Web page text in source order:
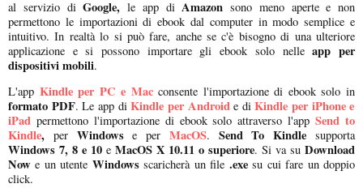
al servizio diGoogle, le app diAmazon sono meno aperte e non
permettono le importazioni di ebook dal computer in modo semplice e
intuitivo. In realtà lo si può fare, anche se c'è bisogno di una ulteriore
applicazione e si possono importare gli ebook solo nelleapp per
dispositivi mobili.
L'app Kindle per PC e Macconsente l'importazione di ebook solo in
formato PDF. Le app diKindle per Androide di Kindle per iPhone e
iPad permettono l'importazione di ebook solo attraverso l'appSend to
Kindle, perWindowse per MacOS. Send To Kindle supporta
Windows 7, 8 e 10e MacOS X 10.11 o superiore. Si va su Download
Now e un utente Windowsscaricherà un file .exesu cui fare un doppio
click.